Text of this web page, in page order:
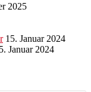
2025
15. Januar 2024
Januar 2024